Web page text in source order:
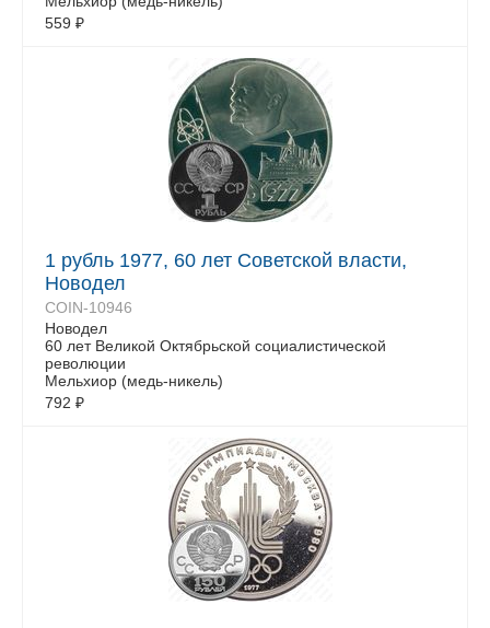
559 ₽
1 рубль 1977, 60 лет Советской власти,
Новодел
COIN-10946
Новодел
60 лет Великой Октябрьской социалистической
революции
Мельхиор (медь-никель)
792 ₽